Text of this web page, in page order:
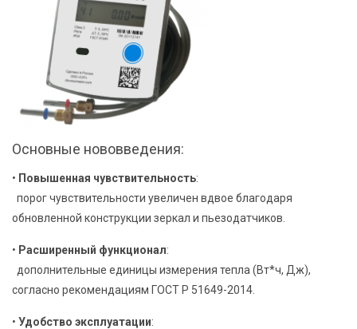
Основные нововведения:
• Повышенная чувствительность:
порог чувствительности увеличен вдвое благодаря
обновленной конструкции зеркал и пьезодатчиков.
• Расширенный функционал:
дополнительные единицы измерения тепла (Вт*ч, Дж),
согласно рекомендациям ГОСТ Р 51649-2014.
• Удобство эксплуатации: